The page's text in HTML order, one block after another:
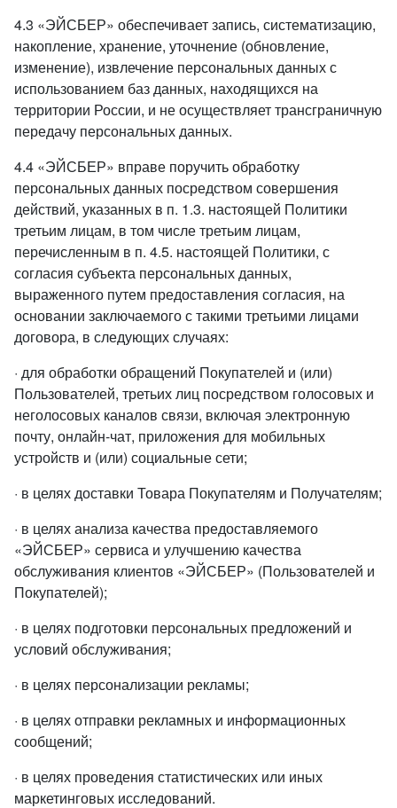
4.3 «ЭЙСБЕР» обеспечивает запись, систематизацию,
накопление, хранение, уточнение (обновление,
изменение), извлечение персональных данных с
использованием баз данных, находящихся на
территории России, и не осуществляет трансграничную
передачу персональных данных.
4.4 «ЭЙСБЕР» вправе поручить обработку
персональных данных посредством совершения
действий, указанных в п. 1.3. настоящей Политики
третьим лицам, в том числе третьим лицам,
перечисленным в п. 4.5. настоящей Политики, с
согласия субъекта персональных данных,
выраженного путем предоставления согласия, на
основании заключаемого с такими третьими лицами
договора, в следующих случаях:
· для обработки обращений Покупателей и (или)
Пользователей, третьих лиц посредством голосовых и
неголосовых каналов связи, включая электронную
почту, онлайн-чат, приложения для мобильных
устройств и (или) социальные сети;
· в целях доставки Товара Покупателям и Получателям;
· в целях анализа качества предоставляемого
«ЭЙСБЕР» сервиса и улучшению качества
обслуживания клиентов «ЭЙСБЕР» (Пользователей и
Покупателей);
· в целях подготовки персональных предложений и
условий обслуживания;
· в целях персонализации рекламы;
· в целях отправки рекламных и информационных
сообщений;
· в целях проведения статистических или иных
маркетинговых исследований.